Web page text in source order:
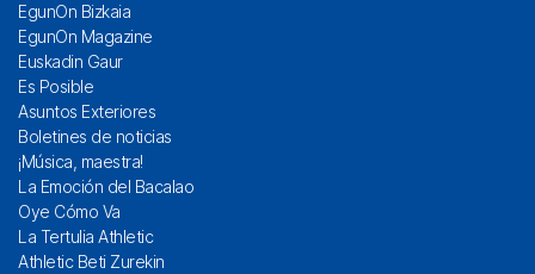
EgunOn Bizkaia
EgunOn Magazine
Euskadin Gaur
Es Posible
Asuntos Exteriores
Boletines de noticias
¡Música, maestra!
La Emoción del Bacalao
Oye Cómo Va
La Tertulia Athletic
Athletic Beti Zurekin